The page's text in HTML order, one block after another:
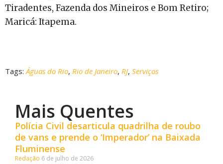
Tiradentes, Fazenda dos Mineiros e Bom Retiro;
Maricá: Itapema.
Tags: Águas do Rio, Rio de Janeiro, RJ, Serviços
Mais Quentes
Polícia Civil desarticula quadrilha de roubo
de vans e prende o ‘Imperador’ na Baixada
Fluminense
Redação 6 de julho de 2026